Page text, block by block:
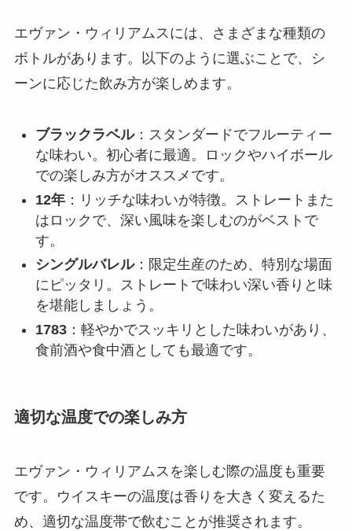
エヴァン・ウィリアムスには、さまざまな種類の
ボトルがあります。以下のように選ぶことで、シ
ーンに応じた飲み方が楽しめます。
ブラックラベル：スタンダードでフルーティー
な味わい。初心者に最適。ロックやハイボール
での楽しみ方がオススメです。
12年：リッチな味わいが特徴。ストレートまた
はロックで、深い風味を楽しむのがベストで
す。
シングルバレル：限定生産のため、特別な場面
にピッタリ。ストレートで味わい深い香りと味
を堪能しましょう。
1783：軽やかでスッキリとした味わいがあり、
食前酒や食中酒としても最適です。
適切な温度での楽しみ方
エヴァン・ウィリアムスを楽しむ際の温度も重要
です。ウイスキーの温度は香りを大きく変えるた
め、適切な温度帯で飲むことが推奨されます。